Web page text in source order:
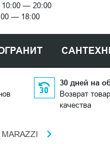
— 20:00
— 18:00
30 дней на
Возврат
качества